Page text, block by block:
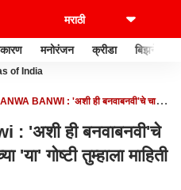
मनोरंजन क्रीडा बिझनेस
of India
BANWI : 'अशी ही बनवाबनवी'चे चाहते
'अशी ही बनवाबनवी'चे
'या' गोष्टी तुम्हाला माहिती